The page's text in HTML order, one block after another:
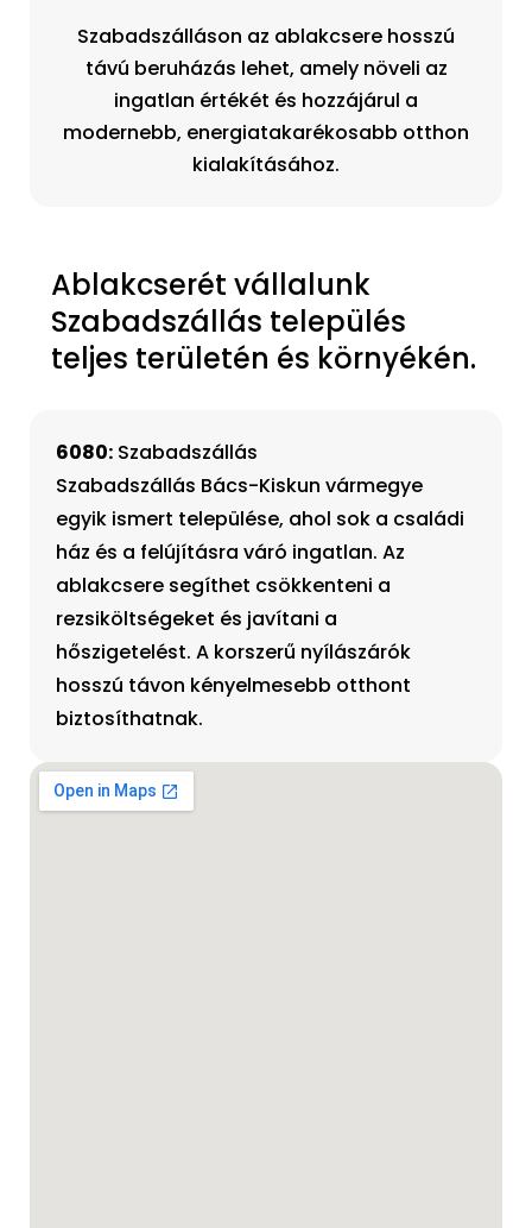
Szabadszálláson az ablakcsere hosszú
távú beruházás lehet, amely növeli az
ingatlan értékét és hozzájárul a
modernebb, energiatakarékosabb otthon
kialakításához.
Ablakcserét vállalunk
Szabadszállás település
teljes területén és környékén.
6080: Szabadszállás
Szabadszállás Bács-Kiskun vármegye
egyik ismert települése, ahol sok a családi
ház és a felújításra váró ingatlan. Az
ablakcsere segíthet csökkenteni a
rezsiköltségeket és javítani a
hőszigetelést. A korszerű nyílászárók
hosszú távon kényelmesebb otthont
biztosíthatnak.